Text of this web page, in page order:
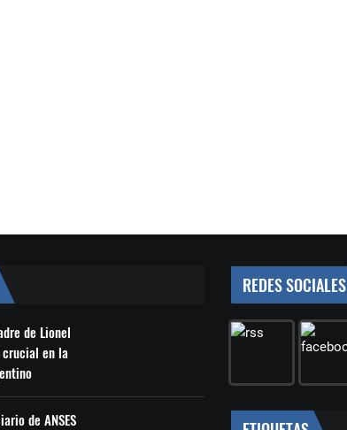
de Lionel
en la
de ANSES
REDES SOCIALES